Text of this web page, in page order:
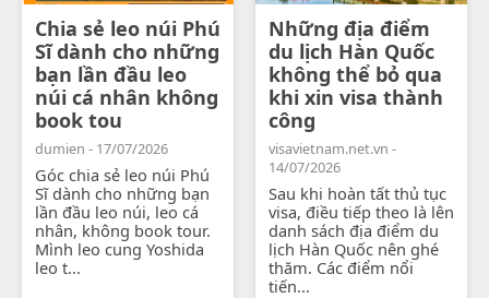
Chia sẻ leo núi Phú
Sĩ dành cho những
bạn lần đầu leo
núi cá nhân không
book tou
dumien - 17/07/2026
Góc chia sẻ leo núi Phú
Sĩ dành cho những bạn
lần đầu leo núi, leo cá
nhân, không book tour.
Mình leo cung Yoshida
leo t...
Những địa điểm
du lịch Hàn Quốc
không thể bỏ qua
khi xin visa thành
công
visavietnam.net.vn -
14/07/2026
Sau khi hoàn tất thủ tục
visa, điều tiếp theo là lên
danh sách địa điểm du
lịch Hàn Quốc nên ghé
thăm. Các điểm nổi
tiến...